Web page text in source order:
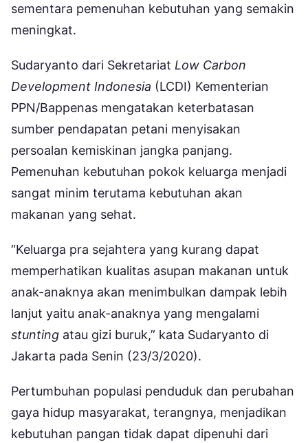
sementara pemenuhan kebutuhan yang semakin
meningkat.
Sudaryanto dari Sekretariat Low Carbon
Development Indonesia (LCDI) Kementerian
PPN/Bappenas mengatakan keterbatasan
sumber pendapatan petani menyisakan
persoalan kemiskinan jangka panjang.
Pemenuhan kebutuhan pokok keluarga menjadi
sangat minim terutama kebutuhan akan
makanan yang sehat.
“Keluarga pra sejahtera yang kurang dapat
memperhatikan kualitas asupan makanan untuk
anak-anaknya akan menimbulkan dampak lebih
lanjut yaitu anak-anaknya yang mengalami
stunting atau gizi buruk,” kata Sudaryanto di
Jakarta pada Senin (23/3/2020).
Pertumbuhan populasi penduduk dan perubahan
gaya hidup masyarakat, terangnya, menjadikan
kebutuhan pangan tidak dapat dipenuhi dari